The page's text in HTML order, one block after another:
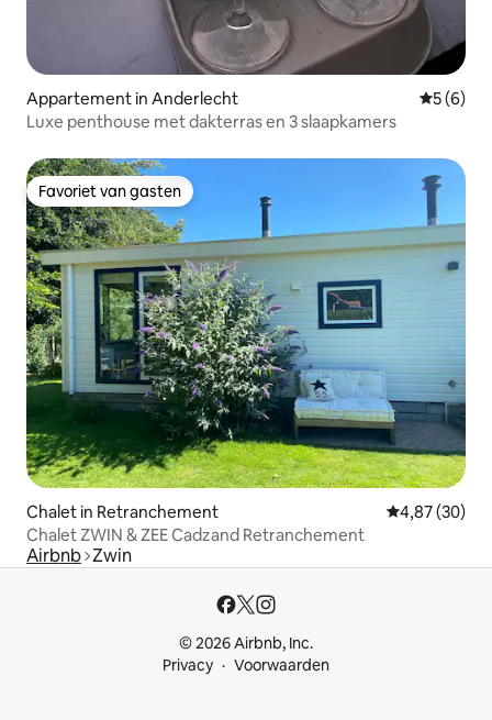
Appartement in Anderlecht
5 (6)
Luxe penthouse met dakterras en 3 slaapkamers
Favoriet van gasten
Favoriet van gasten
Chalet in Retranchement Gemiddelde
4,87 (30)
Chalet ZWIN & ZEE Cadzand Retranchement
Airbnb Zwin
© 2026 Airbnb, Inc.
Privacy
Voorwaarden